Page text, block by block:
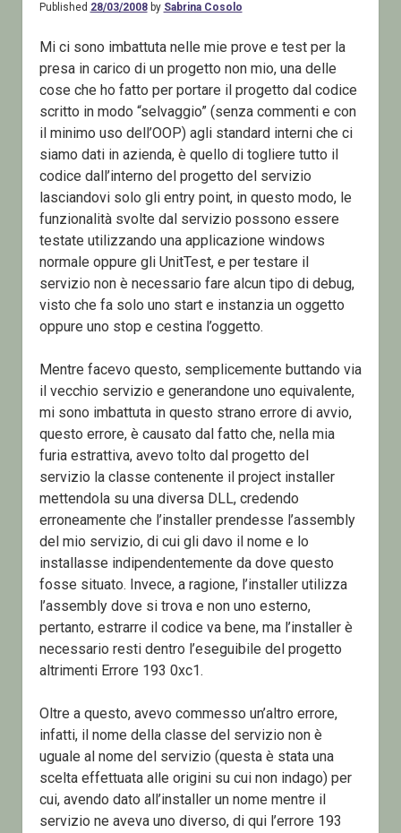
Published 28/03/2008by Sabrina Cosolo
Mi ci sono imbattuta nelle mie prove e test per la
presa in carico di un progetto non mio, una delle
cose che ho fatto per portare il progetto dal codice
scritto in modo “selvaggio” (senza commenti e con
il minimo uso dell’OOP) agli standard interni che ci
siamo dati in azienda, è quello di togliere tutto il
codice dall’interno del progetto del servizio
lasciandovi solo gli entry point, in questo modo, le
funzionalità svolte dal servizio possono essere
testate utilizzando una applicazione windows
normale oppure gli UnitTest, e per testare il
servizio non è necessario fare alcun tipo di debug,
visto che fa solo uno start e instanzia un oggetto
oppure uno stop e cestina l’oggetto.
Mentre facevo questo, semplicemente buttando via
il vecchio servizio e generandone uno equivalente,
mi sono imbattuta in questo strano errore di avvio,
questo errore, è causato dal fatto che, nella mia
furia estrattiva, avevo tolto dal progetto del
servizio la classe contenente il project installer
mettendola su una diversa DLL, credendo
erroneamente che l’installer prendesse l’assembly
del mio servizio, di cui gli davo il nome e lo
installasse indipendentemente da dove questo
fosse situato. Invece, a ragione, l’installer utilizza
l’assembly dove si trova e non uno esterno,
pertanto, estrarre il codice va bene, ma l’installer è
necessario resti dentro l’eseguibile del progetto
altrimenti Errore 193 0xc1.
Oltre a questo, avevo commesso un’altro errore,
infatti, il nome della classe del servizio non è
uguale al nome del servizio (questa è stata una
scelta effettuata alle origini su cui non indago) per
cui, avendo dato all’installer un nome mentre il
servizio ne aveva uno diverso, di qui l’errore 193